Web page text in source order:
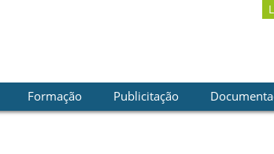
Formação Publicitação